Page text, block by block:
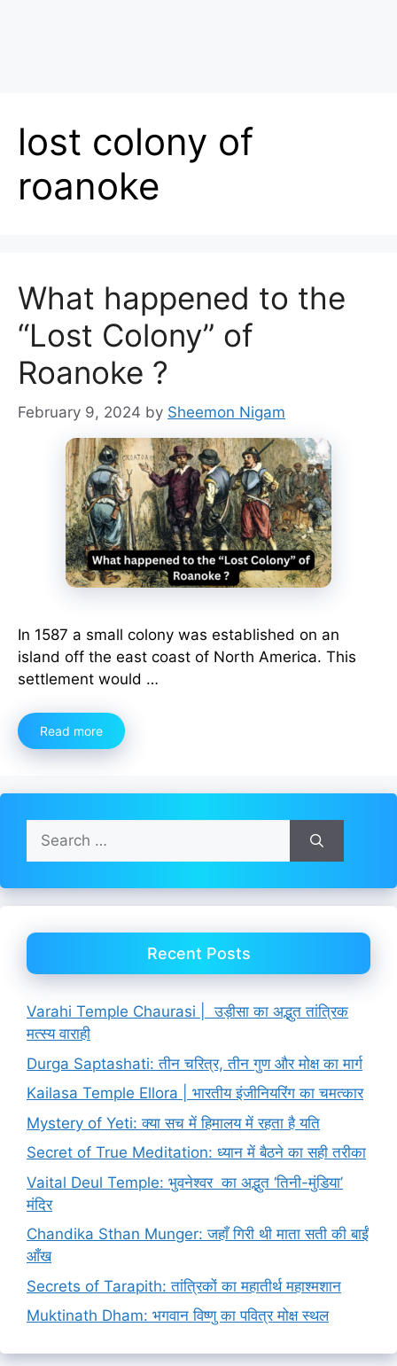
lost colony of
roanoke
What happened to the
“Lost Colony” of
Roanoke ?
February 9, 2024 by Sheemon Nigam
In 1587 a small colony was established on an
island off the east coast of North America. This
settlement would …
Read more
Search
for:
Recent Posts
Varahi Temple Chaurasi | उड़ीसा का अद्भुत तांत्रिक
मत्स्य वाराही
Durga Saptashati: तीन चरित्र, तीन गुण और मोक्ष का मार्ग
Kailasa Temple Ellora | भारतीय इंजीनियरिंग का चमत्कार
Mystery of Yeti: क्या सच में हिमालय में रहता है यति
Secret of True Meditation: ध्यान में बैठने का सही तरीका
Vaital Deul Temple: भुवनेश्वर का अद्भुत ‘तिनी-मुंडिया’
मंदिर
Chandika Sthan Munger: जहाँ गिरी थी माता सती की बाईं
आँख
Secrets of Tarapith: तांत्रिकों का महातीर्थ महाश्मशान
Muktinath Dham: भगवान विष्णु का पवित्र मोक्ष स्थल